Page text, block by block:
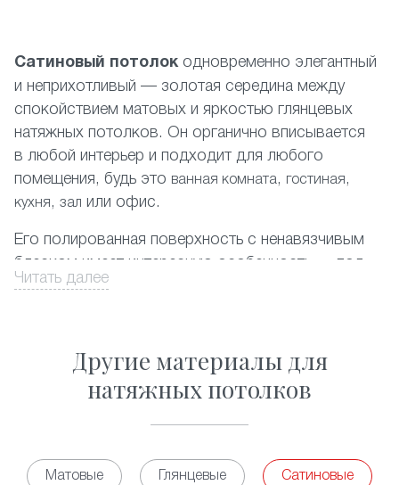
Сатиновый потолок одновременно элегантный
и неприхотливый — золотая середина между
спокойствием матовых и яркостью глянцевых
натяжных потолков. Он органично вписывается
в любой интерьер и подходит для любого
помещения, будь это ванная комната, гостиная ,
кухня , зал или офис.
Его полированная поверхность с ненавязчивым
блеском имеет интересную особенность — под
разным освещением она может приобретать
ПВХ-пленка , используемая в создании таких
потолков очень прочна и легко выдерживает
особого ухода.
Читать далее
Другие материалы для
натяжных потолков
Матовые Глянцевые Сатиновые